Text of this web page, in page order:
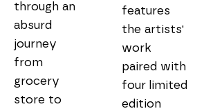
through an
absurd
journey
from
grocery
store to
features
the artists'
work
paired with
four limited
edition